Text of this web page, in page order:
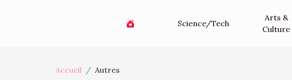
Science/Tech
Arts &
Culture
Accueil Autres